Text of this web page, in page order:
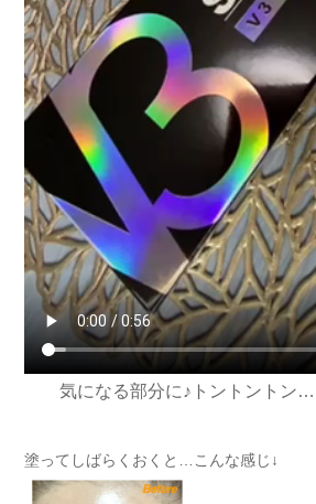
気になる部分に♪トントントン
塗ってしばらくおくと…こんな感じ↓